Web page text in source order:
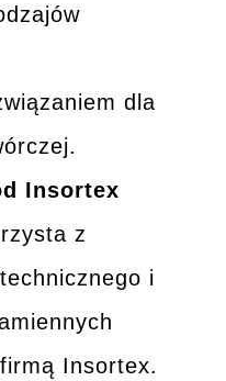
dla
Insortex
z
i
Insortex.